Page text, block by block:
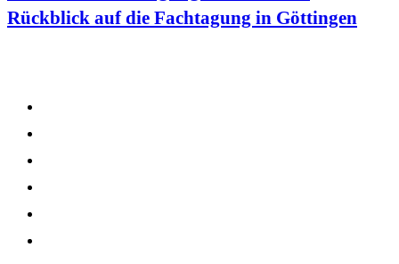
Rückblick auf die Fachtagung in Göttingen